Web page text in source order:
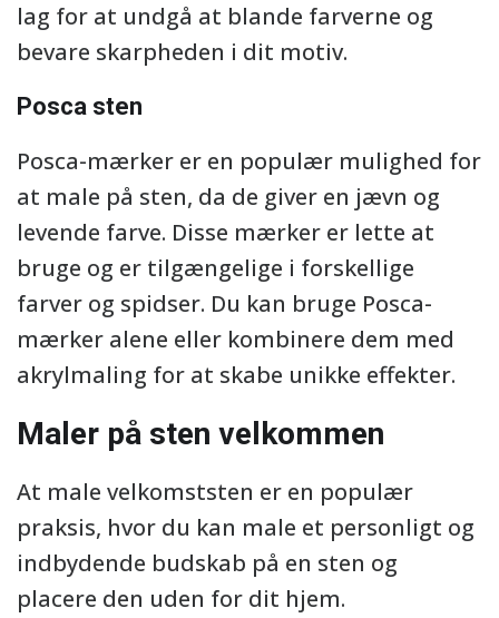
lag for at undgå at blande farverne og
bevare skarpheden i dit motiv.
Posca sten
Posca-mærker er en populær mulighed for
at male på sten, da de giver en jævn og
levende farve. Disse mærker er lette at
bruge og er tilgængelige i forskellige
farver og spidser. Du kan bruge Posca-
mærker alene eller kombinere dem med
akrylmaling for at skabe unikke effekter.
Maler på sten velkommen
At male velkomststen er en populær
praksis, hvor du kan male et personligt og
indbydende budskab på en sten og
placere den uden for dit hjem.